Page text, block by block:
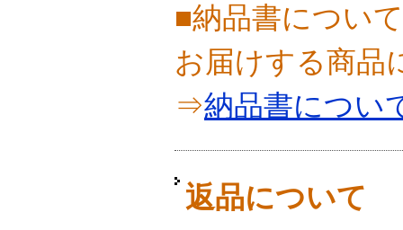
■納品書について
お届けする商品
⇒納品書につい
返品について